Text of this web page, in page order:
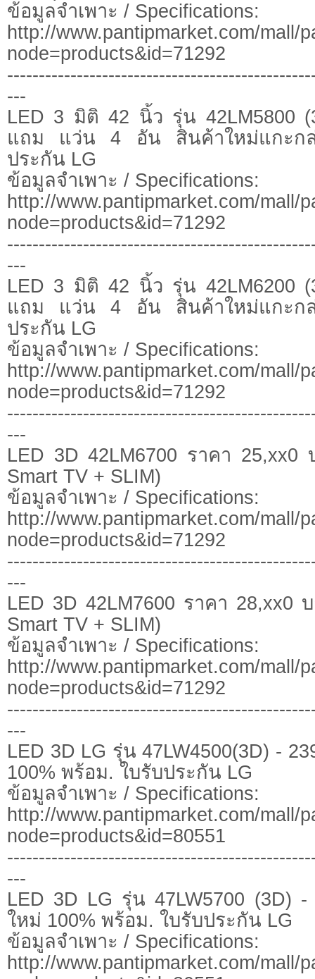
ข้อมูลจำเพาะ / Specifications:
http://www.pantipmarket.com/mall/
node=products&id=71292
---
LED 3 มิติ 42 นิ้ว รุ่น 42LM5800
แถม แว่น 4 อัน สินค้าใหม่แกะกล่
ประกัน LG
ข้อมูลจำเพาะ / Specifications:
http://www.pantipmarket.com/mall/
node=products&id=71292
---
LED 3 มิติ 42 นิ้ว รุ่น 42LM6200
แถม แว่น 4 อัน สินค้าใหม่แกะกล่
ประกัน LG
ข้อมูลจำเพาะ / Specifications:
http://www.pantipmarket.com/mall/
node=products&id=71292
---
LED 3D 42LM6700 ราคา 25,xx0
Smart TV + SLIM)
ข้อมูลจำเพาะ / Specifications:
http://www.pantipmarket.com/mall/
node=products&id=71292
---
LED 3D 42LM7600 ราคา 28,xx0
Smart TV + SLIM)
ข้อมูลจำเพาะ / Specifications:
http://www.pantipmarket.com/mall/
node=products&id=71292
---
LED 3D LG รุ่น 47LW4500(3D) -
100% พร้อม. ใบรับประกัน LG
ข้อมูลจำเพาะ / Specifications:
http://www.pantipmarket.com/mall/
node=products&id=80551
---
LED 3D LG รุ่น 47LW5700 (3D)
ใหม่ 100% พร้อม. ใบรับประกัน LG
ข้อมูลจำเพาะ / Specifications:
http://www.pantipmarket.com/mall/